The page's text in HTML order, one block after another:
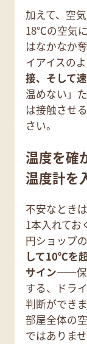
加えて、空
18℃の空気
はなかなか
イアイスの
接、そして
温めない」
は接触させ
さい。
温度を確
温度計を
不安なとき
1本入れてお
円ショップ
して10℃を
サイン——保
する、ドラ
判断ができ
部屋全体の
ではありませ